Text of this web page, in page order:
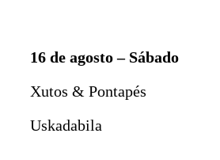
16 de agosto – Sábado
Xutos & Pontapés
Uskadabila